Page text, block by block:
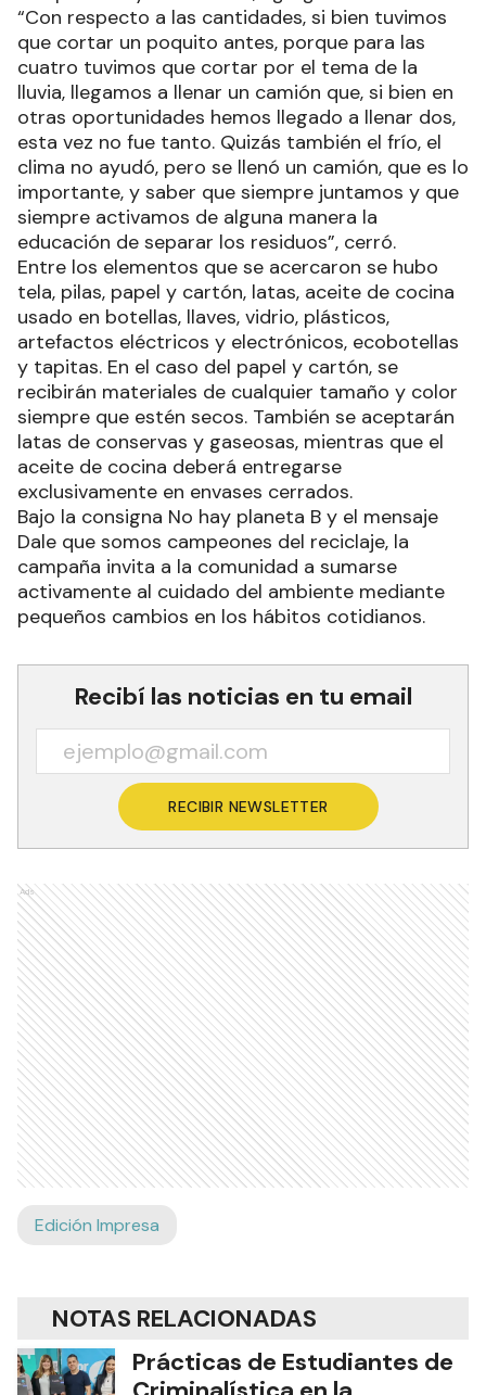
“Con respecto a las cantidades, si bien tuvimos
que cortar un poquito antes, porque para las
cuatro tuvimos que cortar por el tema de la
lluvia, llegamos a llenar un camión que, si bien en
otras oportunidades hemos llegado a llenar dos,
esta vez no fue tanto. Quizás también el frío, el
clima no ayudó, pero se llenó un camión, que es lo
importante, y saber que siempre juntamos y que
siempre activamos de alguna manera la
educación de separar los residuos”, cerró.
Entre los elementos que se acercaron se hubo
tela, pilas, papel y cartón, latas, aceite de cocina
usado en botellas, llaves, vidrio, plásticos,
artefactos eléctricos y electrónicos, ecobotellas
y tapitas. En el caso del papel y cartón, se
recibirán materiales de cualquier tamaño y color
siempre que estén secos. También se aceptarán
latas de conservas y gaseosas, mientras que el
aceite de cocina deberá entregarse
exclusivamente en envases cerrados.
Bajo la consigna No hay planeta B y el mensaje
Dale que somos campeones del reciclaje, la
campaña invita a la comunidad a sumarse
activamente al cuidado del ambiente mediante
pequeños cambios en los hábitos cotidianos.
Recibí las noticias en tu email
RECIBIR NEWSLETTER
Ads
Edición Impresa
NOTAS RELACIONADAS
Prácticas de Estudiantes de